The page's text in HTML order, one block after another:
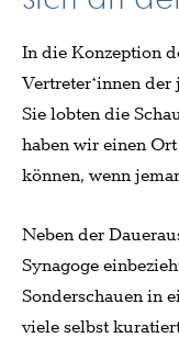
In die Konzeption
Vertreter*innen
Sie lobten die
haben wir einen
können, wenn
Neben der
Synagoge
Sonderschauen in
viele selbst